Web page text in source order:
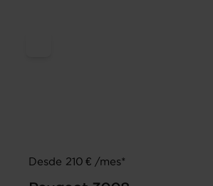
Desde 210 € /mes*